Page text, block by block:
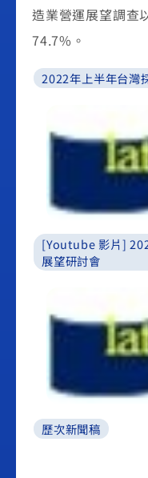
造業營運展望調查
74.7%。
2022年上半年台灣
[Youtube 影片]
展望研討會
歷次新聞稿